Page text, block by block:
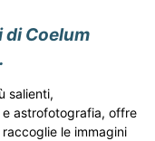
di Coelum
salienti,
astrofotografia, offre
le immagini